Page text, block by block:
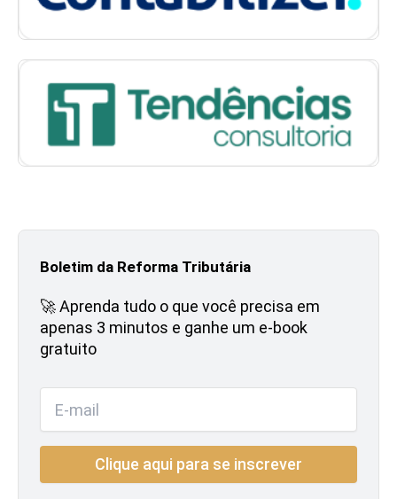
Boletim da Reforma Tributária
🚀 Aprenda tudo o que você precisa em
apenas 3 minutos e ganhe um e-book
gratuito